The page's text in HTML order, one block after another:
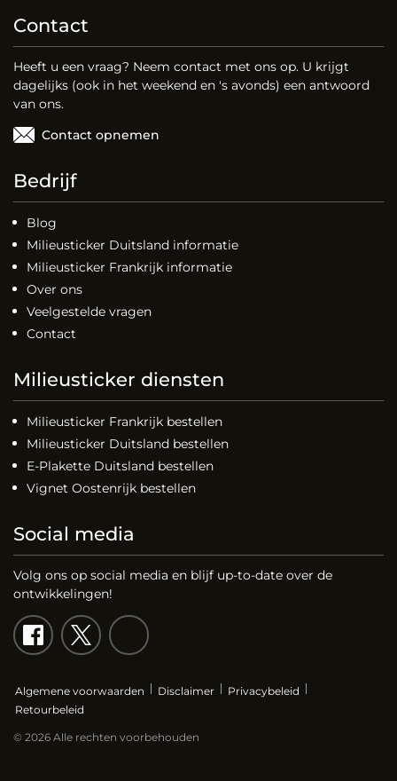
Contact
Heeft u een vraag? Neem contact met ons op. U krijgt
dagelijks (ook in het weekend en 's avonds) een antwoord
van ons.
Contact opnemen
Bedrijf
Blog
Milieusticker Duitsland informatie
Milieusticker Frankrijk informatie
Over ons
Veelgestelde vragen
Contact
Milieusticker diensten
Milieusticker Frankrijk bestellen
Milieusticker Duitsland bestellen
E-Plakette Duitsland bestellen
Vignet Oostenrijk bestellen
Social media
Volg ons op social media en blijf up-to-date over de
ontwikkelingen!
Algemene voorwaarden Disclaimer
Privacybeleid
Retourbeleid
© 2026 Alle rechten voorbehouden